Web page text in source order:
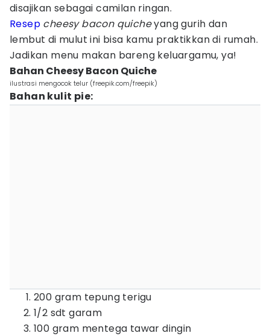
disajikan sebagai camilan ringan.
Resep cheesy bacon quicheyang gurih dan
lembut di mulut ini bisa kamu praktikkan di rumah.
Jadikan menu makan bareng keluargamu, ya!
Bahan Cheesy Bacon Quiche
ilustrasi mengocok telur (freepik.com/freepik)
Bahan kulit pie:
200 gram tepung terigu
1/2 sdt garam
100 gram mentega tawar dingin